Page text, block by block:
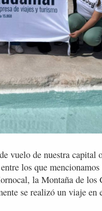
vuelo de nuestra capital
los que mencionamos
la Montaña de los
se realizó un viaje en